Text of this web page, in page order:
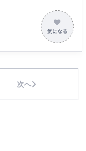
出れるのであれば、
: Next.js, express,
：AWS CDK ・その
は日中に実施させ
次へ